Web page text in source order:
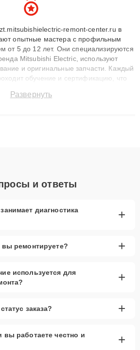
remont-center.ru в
опытные мастера с профильным
от 5 до 12 лет. Они специализируются
Mitsubishi Electric, используют
и оригинальные запчасти. Каждый
обучение и сертификацию, что
с сохранением гарантии до 3 лет.
Развернуть
и ответы
диагностика
+
вы ремонтируете? +
используется для
+
заказа? +
вы работаете честно и
+